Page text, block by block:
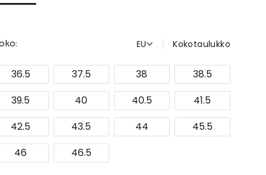
EU Kokotaulukko
36.5 37.5 38
38.5
39.5
40 40.5
41.5
42.5
43.5 44
45.5
46
46.5